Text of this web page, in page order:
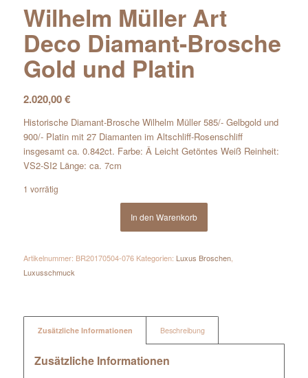
Wilhelm Müller Art
Deco Diamant-Brosche
Gold und Platin
2.020,00€
Historische Diamant-Brosche Wilhelm Müller 585/- Gelbgold und
900/- Platin mit 27 Diamanten im Altschliff-Rosenschliff
insgesamt ca. 0.842ct. Farbe: Â Leicht Getöntes Weiß Reinheit:
VS2-SI2 Länge: ca. 7cm
1 vorrätig
In den Warenkorb
Artikelnummer: BR20170504-076 Kategorien: Luxus Broschen,
Luxusschmuck
Zusätzliche Informationen Beschreibung
Zusätzliche Informationen